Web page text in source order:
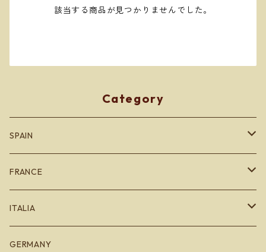
該当する商品が見つかりませんでした。
Category
SPAIN
カタルーニャ地方
バスク地方
Bodegas Loli Casado
リオハ
FRANCE
ブルゴーニュ
ボルドー
ITALIA
エミリオロマーニャ
GERMANY